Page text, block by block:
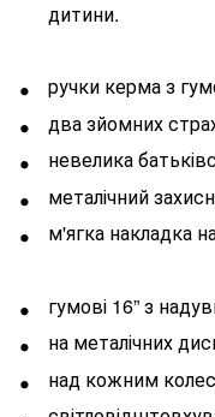
дитини.
ручки керма з
два зйомних
невелика
металічний
м'ягка накладка
гумові 16” з
на металічних
над кожним